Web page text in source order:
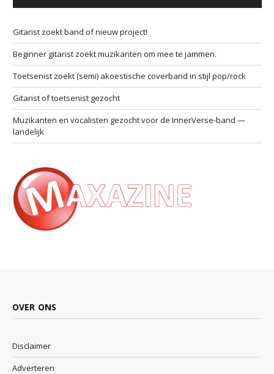
Gitarist zoekt band of nieuw project!
Beginner gitarist zoekt muzikanten om mee te jammen.
Toetsenist zoekt (semi) akoestische coverband in stijl pop/rock
Gitarist of toetsenist gezocht
Muzikanten en vocalisten gezocht voor de InnerVerse-band —
landelijk
OVER ONS
Disclaimer
Adverteren